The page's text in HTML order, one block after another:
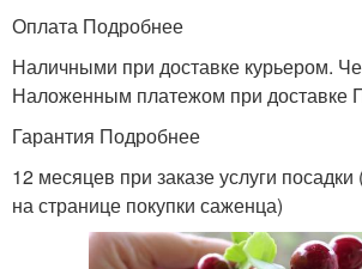
Оплата Подробнее
Наличными при доставке курьером.
Наложенным платежом при доставке
Гарантия Подробнее
12 месяцев при заказе услуги посадки
на странице покупки саженца)